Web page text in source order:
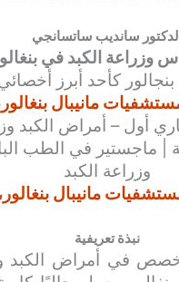
سانديب ساتسانجي
وزراعة الكبد في
كأحد أبرز
مانيبال
أول – أمراض الكبد
| ماجستير في الطب
وزراعة الكبد
مانيبال
نبذة تعريفية
في أمراض الكبد